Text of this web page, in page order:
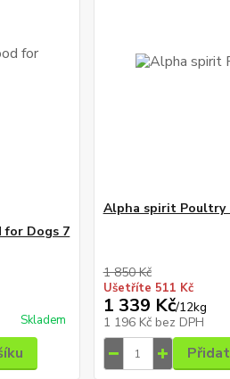
for Dogs 7
Skladem
Alpha spirit Poultry
1 850 Kč
Ušetříte 511 Kč
1 339 Kč/12kg
1 196 Kč bez DPH